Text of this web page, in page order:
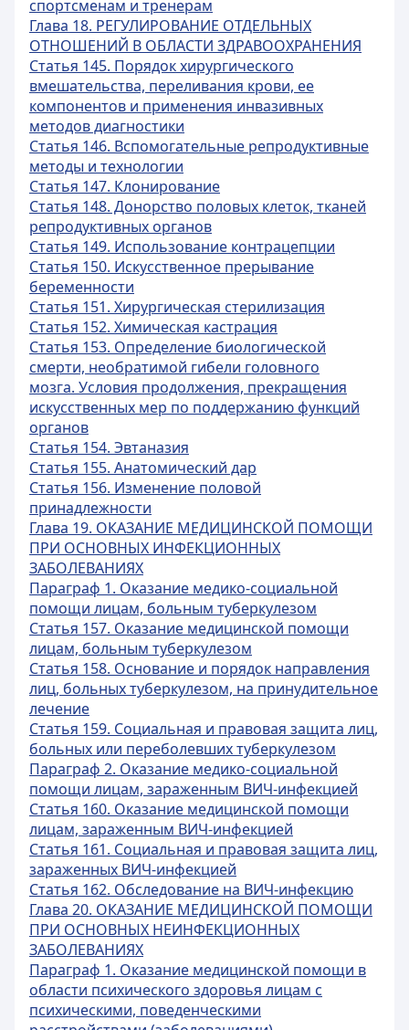
спортсменам и тренерам
Глава 18. РЕГУЛИРОВАНИЕ ОТДЕЛЬНЫХ
ОТНОШЕНИЙ В ОБЛАСТИ ЗДРАВООХРАНЕНИЯ
Статья 145. Порядок хирургического
вмешательства, переливания крови, ее
компонентов и применения инвазивных
методов диагностики
Статья 146. Вспомогательные репродуктивные
методы и технологии
Статья 147. Клонирование
Статья 148. Донорство половых клеток, тканей
репродуктивных органов
Статья 149. Использование контрацепции
Статья 150. Искусственное прерывание
беременности
Статья 151. Хирургическая стерилизация
Статья 152. Химическая кастрация
Статья 153. Определение биологической
смерти, необратимой гибели головного
мозга. Условия продолжения, прекращения
искусственных мер по поддержанию функций
органов
Статья 154. Эвтаназия
Статья 155. Анатомический дар
Статья 156. Изменение половой
принадлежности
Глава 19. ОКАЗАНИЕ МЕДИЦИНСКОЙ ПОМОЩИ
ПРИ ОСНОВНЫХ ИНФЕКЦИОННЫХ
ЗАБОЛЕВАНИЯХ
Параграф 1. Оказание медико-социальной
помощи лицам, больным туберкулезом
Статья 157. Оказание медицинской помощи
лицам, больным туберкулезом
Статья 158. Основание и порядок направления
лиц, больных туберкулезом, на принудительное
лечение
Статья 159. Социальная и правовая защита лиц,
больных или переболевших туберкулезом
Параграф 2. Оказание медико-социальной
помощи лицам, зараженным ВИЧ-инфекцией
Статья 160. Оказание медицинской помощи
лицам, зараженным ВИЧ-инфекцией
Статья 161. Социальная и правовая защита лиц,
зараженных ВИЧ-инфекцией
Статья 162. Обследование на ВИЧ-инфекцию
Глава 20. ОКАЗАНИЕ МЕДИЦИНСКОЙ ПОМОЩИ
ПРИ ОСНОВНЫХ НЕИНФЕКЦИОННЫХ
ЗАБОЛЕВАНИЯХ
Параграф 1. Оказание медицинской помощи в
области психического здоровья лицам с
психическими, поведенческими